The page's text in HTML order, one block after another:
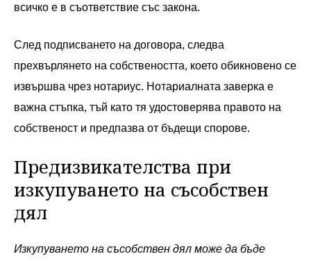
всичко е в съответствие със закона.
След подписването на договора, следва
прехвърлянето на собствеността, което обикновено се
извършва чрез нотариус. Нотариалната заверка е
важна стъпка, тъй като тя удостоверява правото на
собственост и предпазва от бъдещи спорове.
Предизвикателства при
изкупуването на съсобствен
дял
Изкупуването на съсобствен дял може да бъде